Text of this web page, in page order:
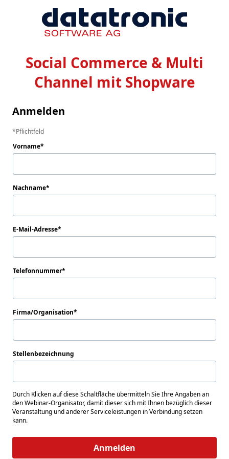
Social Commerce & Multi
Channel mit Shopware
Anmelden
Pflichtfeld
Vorname
Nachname
E-Mail-Adresse
Telefonnummer
Firma/Organisation
Stellenbezeichnung
Durch Klicken auf diese Schaltfläche übermitteln Sie Ihre Angaben an
den Webinar-Organisator, damit dieser sich mit Ihnen bezüglich dieser
Veranstaltung und anderer Serviceleistungen in Verbindung setzen
kann.
Anmelden